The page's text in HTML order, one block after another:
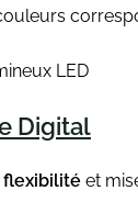
LED
Digital
flexibilité et